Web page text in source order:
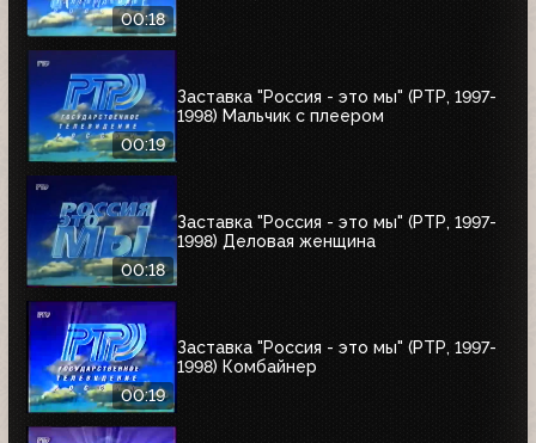
00:18
00:19
Заставка "Россия - это мы" (РТР, 1997-
1998) Мальчик с плеером
00:18
Заставка "Россия - это мы" (РТР, 1997-
1998) Деловая женщина
00:19
Заставка "Россия - это мы" (РТР, 1997-
1998) Комбайнер